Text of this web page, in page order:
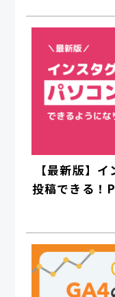
【最新版】
投稿できる！